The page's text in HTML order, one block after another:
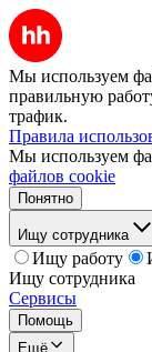
Мы используем
правильную
трафик.
Правила
Мы используем
файлов cookie
Понятно
Ищу сотрудника
Ищу работу
Ищу сотрудника
Сервисы
Помощь
Ещё